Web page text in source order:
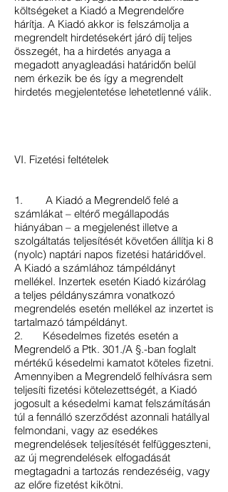
költségeket a Kiadó a Megrendelőre
hárítja. A Kiadó akkor is felszámolja a
megrendelt hirdetésekért járó díj teljes
összegét, ha a hirdetés anyaga a
megadott anyagleadási határidőn belül
nem érkezik be és így a megrendelt
hirdetés megjelentetése lehetetlenné válik.
VI. Fizetési feltételek
1. A Kiadó a Megrendelő felé a
számlákat – eltérő megállapodás
hiányában – a megjelenést illetve a
szolgáltatás teljesítését követően állítja ki 8
(nyolc) naptári napos fizetési határidővel.
A Kiadó a számlához támpéldányt
mellékel. Inzertek esetén Kiadó kizárólag
a teljes példányszámra vonatkozó
megrendelés esetén mellékel az inzertet is
tartalmazó támpéldányt.
2. Késedelmes fizetés esetén a
Megrendelő a Ptk. 301./A §.-ban foglalt
mértékű késedelmi kamatot köteles fizetni.
Amennyiben a Megrendelő felhívásra sem
teljesíti fizetési kötelezettségét, a Kiadó
jogosult a késedelmi kamat felszámításán
túl a fennálló szerződést azonnali hatállyal
felmondani, vagy az esedékes
megrendelések teljesítését felfüggeszteni,
az új megrendelések elfogadását
megtagadni a tartozás rendezéséig, vagy
az előre fizetést kikötni.